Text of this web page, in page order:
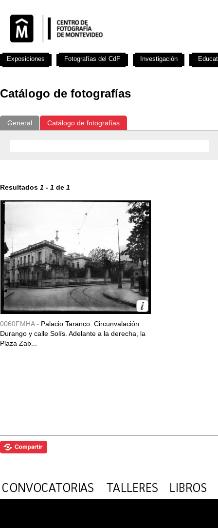
Catálogo de fotografías
General Catálogo de fotografías
Resultados 1 - 1 de 1
0060FMHA - Palacio Taranco. Circunvalación
Durango y calle Solís. Adelante a la derecha, la
Plaza Zab...
Exposiciones Fotografías del CdF Investigación